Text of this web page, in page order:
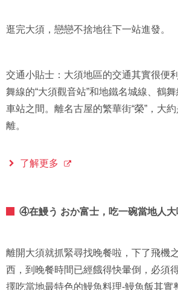
逛完大須，戀戀不捨地往下一站進發。
交通小貼士：大須地區的交通其實很便
舞線的“大須觀音站”和地鐵名城線、鶴舞
車站之間。離名古屋的繁華街“榮”，大
離。
了解更多
④在鰻う おか富士，吃一碗當地人大
離開大須就抓緊尋找晚餐啦，下了飛機
西，到晚餐時間已經餓得快暈倒，必須
擇吃當地最特色的鰻魚料理-鰻魚飯其實